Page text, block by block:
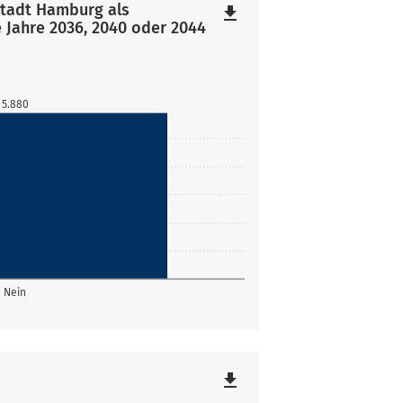
Nein
5.880
Hamburg als
2036, 2040 oder 2044
file_download
file_download